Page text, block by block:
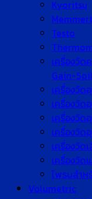
Kyoritsu
Memmert
Testo
เครื่องวั
Gain-
เครื่องวั
เครื่องวั
เครื่องวั
เครื่องวั
เครื่องวัด
เครื่องวัด
โพรบสำ
Volumetric